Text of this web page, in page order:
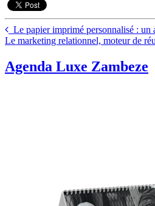
Le papier imprimé personnalisé : un
Le marketing relationnel, moteur de
Agenda Luxe Zambeze